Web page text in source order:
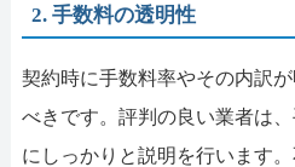
2. 手数料の透明性
契約時に手数料率やその内訳
べきです。評判の良い業者は
にしっかりと説明を行います